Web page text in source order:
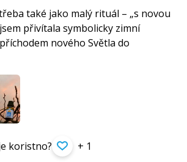
také jako malý rituál – „s novou
přivítala symbolicky zimní
nového Světla do
koristno? + 1